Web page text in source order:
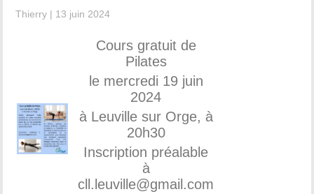
Thierry | 13 juin 2024
Cours gratuit de
Pilates
le mercredi 19 juin
2024
à Leuville sur Orge, à
20h30
Inscription préalable
à
cll.leuville@gmail.com